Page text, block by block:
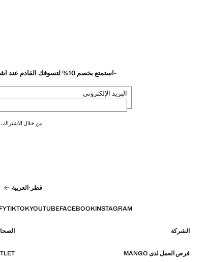
-استمتع بخصم 10% لتسوقك القادم عند اشتراكك في نشرتنا الاخبارية
البريد الإلكتروني
من خلال
قطر ·العربية
INSTAGRAM
FACEBOOK
YOUTUBE
TIKTOK
الشركة
فرص العمل لدى MANGO